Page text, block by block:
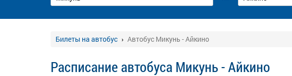
Билеты на автобус Автобус Микунь - Айкино
Расписание автобуса Микунь - Айкино